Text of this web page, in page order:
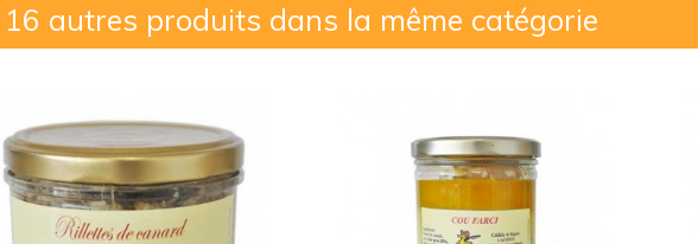
16 autres produits dans la même catégorie